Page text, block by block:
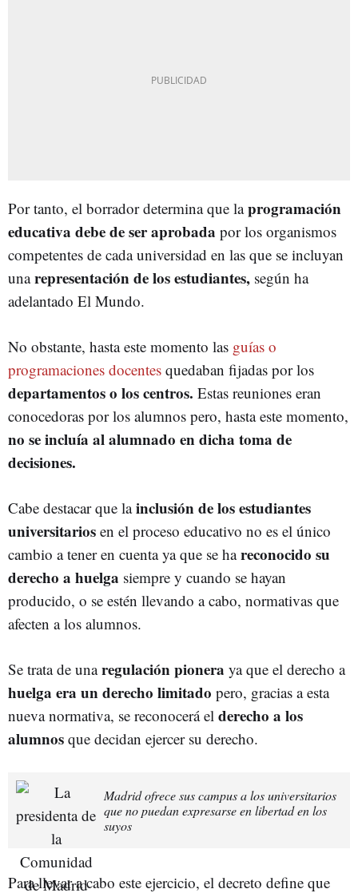
Por tanto, el borrador determina que laprogramación
educativa debe de ser aprobada por los organismos
competentes de cada universidad en las que se incluyan
unarepresentación de los estudiantes, según ha
adelantado El Mundo.
No obstante, hasta este momento las guías o
programaciones docentes quedaban fijadas por los
departamentos o los centros. Estas reuniones eran
conocedoras por los alumnos pero, hasta este momento,
no se incluía al alumnado en dicha toma de
decisiones.
Cabe destacar que lainclusión de los estudiantes
universitarios en el proceso educativo no es el único
cambio a tener en cuenta ya que se hareconocido su
derecho a huelga siempre y cuando se hayan
producido, o se estén llevando a cabo, normativas que
afecten a los alumnos.
Se trata de unaregulación pionera ya que el derecho a
huelga era un derecho limitado pero, gracias a esta
nueva normativa, se reconocerá el derecho a los
alumnos que decidan ejercer su derecho.
Madrid ofrece sus campus a los universitarios
que no puedan expresarse en libertad en los
suyos
Para llevar a cabo este ejercicio, el decreto define que